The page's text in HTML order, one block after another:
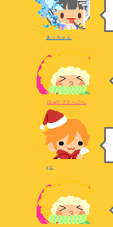
あっちゃん
ほmラブぐへぐへ
χと